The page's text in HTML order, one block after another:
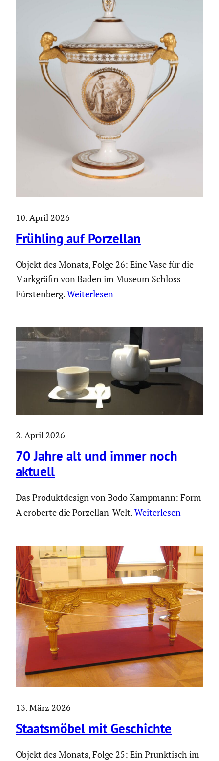
10. April 2026
Frühling auf Porzellan
Objekt des Monats, Folge 26: Eine Vase für die
Markgräfin von Baden im Museum Schloss
Fürsten­berg.Weiter­lesen
2. April 2026
70 Jahre alt und immer noch
aktuell
Das Produkt­de­sign von Bodo Kampmann: Form
A eroberte die Porzellan-Welt.Weiter­lesen
13. März 2026
Staats­möbel mit Geschichte
Objekt des Monats, Folge 25: Ein Prunk­tisch im